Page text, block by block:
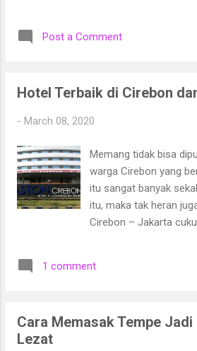
jutaan.
Post a Comment
Hotel Terbaik di Cirebon
- March 08, 2020
Memang tidak bisa
warga Cirebon yang
itu sangat banyak
itu, maka tak heran
Cirebon – Jakarta
seputar bebeberapa
saja langsung ulasan
1 comment
Cara Memasak Tempe Jadi
Lezat